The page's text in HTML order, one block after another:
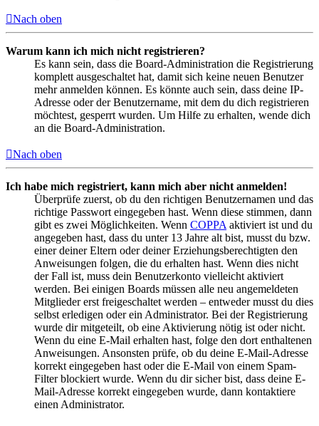
Nach oben
Warum kann ich mich nicht registrieren?
Es kann sein, dass die Board-Administration die Registrierung
komplett ausgeschaltet hat, damit sich keine neuen Benutzer
mehr anmelden können. Es könnte auch sein, dass deine IP-
Adresse oder der Benutzername, mit dem du dich registrieren
möchtest, gesperrt wurden. Um Hilfe zu erhalten, wende dich
an die Board-Administration.
Nach oben
Ich habe mich registriert, kann mich aber nicht anmelden!
Überprüfe zuerst, ob du den richtigen Benutzernamen und das
richtige Passwort eingegeben hast. Wenn diese stimmen, dann
gibt es zwei Möglichkeiten. Wenn COPPA aktiviert ist und du
angegeben hast, dass du unter 13 Jahre alt bist, musst du bzw.
einer deiner Eltern oder deiner Erziehungsberechtigten den
Anweisungen folgen, die du erhalten hast. Wenn dies nicht
der Fall ist, muss dein Benutzerkonto vielleicht aktiviert
werden. Bei einigen Boards müssen alle neu angemeldeten
Mitglieder erst freigeschaltet werden – entweder musst du dies
selbst erledigen oder ein Administrator. Bei der Registrierung
wurde dir mitgeteilt, ob eine Aktivierung nötig ist oder nicht.
Wenn du eine E-Mail erhalten hast, folge den dort enthaltenen
Anweisungen. Ansonsten prüfe, ob du deine E-Mail-Adresse
korrekt eingegeben hast oder die E-Mail von einem Spam-
Filter blockiert wurde. Wenn du dir sicher bist, dass deine E-
Mail-Adresse korrekt eingegeben wurde, dann kontaktiere
einen Administrator.